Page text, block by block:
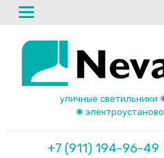
уличные светильники
✺
+7 (911) 194-96-49